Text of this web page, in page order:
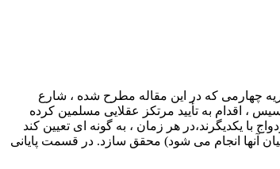
چهارمی که در این مقاله مطرح شده ، شارع
، اقدام به تأیید مرتکز عقلایی مسلمین کرده
با یکدیگرند،در هر زمان ، به گونه ای تعیین کند
آنها انجام می شود) محقق سازد. در قسمت پایانی